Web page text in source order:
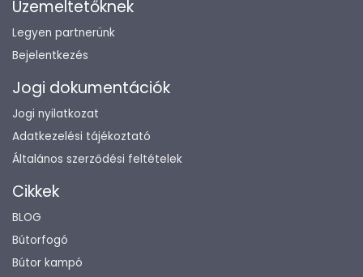
Üzemeltetőknek
Legyen partnerünk
Bejelentkezés
Jogi dokumentációk
Jogi nyilatkozat
Adatkezelési tájékoztató
Általános szerződési feltételek
Cikkek
BLOG
Bútorfogó
Bútor kampó